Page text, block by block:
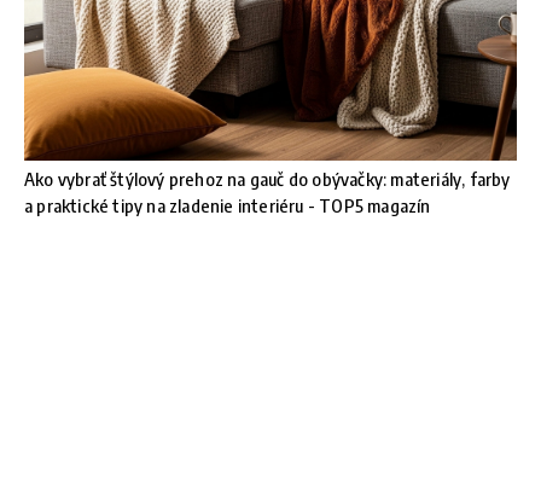
Ako vybrať štýlový prehoz na gauč do obývačky: materiály, farby
a praktické tipy na zladenie interiéru - TOP5 magazín